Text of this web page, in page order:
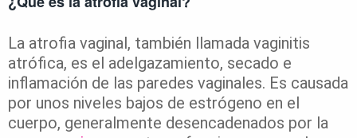
La atrofia vaginal, también llamada vaginitis
atrófica, es el adelgazamiento, secado e
inflamación de las paredes vaginales. Es causada
por unos niveles bajos de estrógeno en el
cuerpo, generalmente desencadenados por la